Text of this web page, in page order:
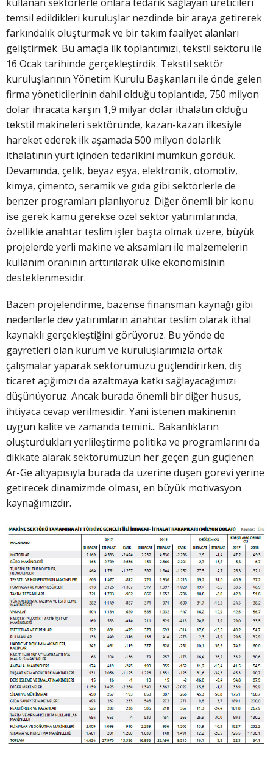
temsil edildikleri kuruluşlar nezdinde bir araya getirerek
farkındalık oluşturmak ve bir takım faaliyet alanları
geliştirmek. Bu amaçla ilk toplantımızı, tekstil sektörü ile
16 Ocak tarihinde gerçekleştirdik. Tekstil sektör
kuruluşlarının Yönetim Kurulu Başkanları ile önde gelen
firma yöneticilerinin dahil olduğu toplantıda, 750 milyon
dolar ihracata karşın 1,9 milyar dolar ithalatın olduğu
tekstil makineleri sektöründe, kazan-kazan ilkesiyle
hareket ederek ilk aşamada 500 milyon dolarlık
ithalatının yurt içinden tedarikini mümkün gördük.
Devamında, çelik, beyaz eşya, elektronik, otomotiv,
kimya, çimento, seramik ve gıda gibi sektörlerle de
benzer programları planlıyoruz. Diğer önemli bir konu
ise gerek kamu gerekse özel sektör yatırımlarında,
özellikle anahtar teslim işler başta olmak üzere, büyük
projelerde yerli makine ve aksamları ile malzemelerin
kullanım oranının arttırılarak ülke ekonomisinin
desteklenmesidir.
Bazen projelendirme, bazense finansman kaynağı gibi
nedenlerle dev yatırımların anahtar teslim olarak ithal
kaynaklı gerçekleştiğini görüyoruz. Bu yönde de
gayretleri olan kurum ve kuruluşlarımızla ortak
çalışmalar yaparak sektörümüzü güçlendirirken, dış
ticaret açığımızı da azaltmaya katkı sağlayacağımızı
düşünüyoruz. Ancak burada önemli bir diğer husus,
ihtiyaca cevap verilmesidir. Yani istenen makinenin
uygun kalite ve zamanda temini... Bakanlıkların
oluşturdukları yerlileştirme politika ve programlarını da
dikkate alarak sektörümüzün her geçen gün güçlenen
Ar-Ge altyapısıyla burada da üzerine düşen görevi yerine
getirecek dinamizmde olması, en büyük motivasyon
kaynağımızdır.